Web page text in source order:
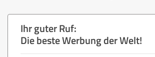
Ihr guter Ruf:
Die beste Werbung der Welt!